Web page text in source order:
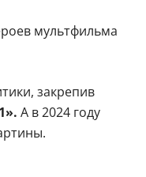
мультфильма
закрепив
А в 2024 году